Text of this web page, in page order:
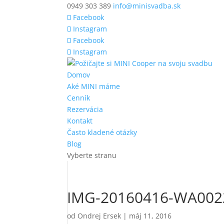
0949 303 389 info@minisvadba.sk
Facebook
Instagram
Facebook
Instagram
Domov
Aké MINI máme
Cenník
Rezervácia
Kontakt
Často kladené otázky
Blog
Vyberte stranu
IMG-20160416-
od Ondrej Ersek | máj 11, 2016